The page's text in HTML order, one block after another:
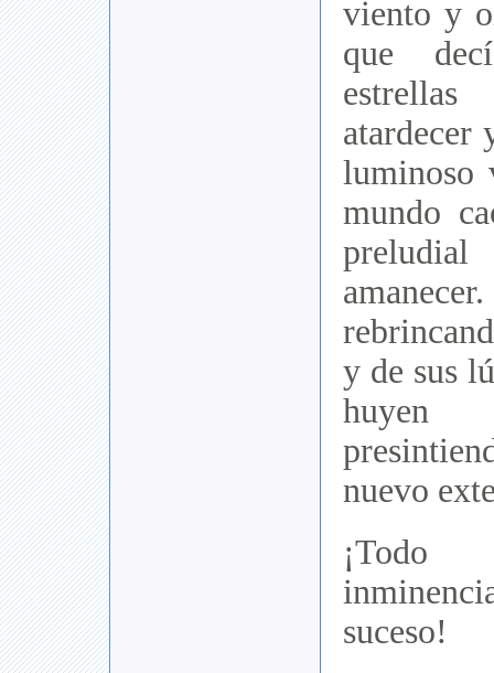
viento y
que
atardecer
luminoso
mundo
y de sus
huyen
nuevo
suceso!